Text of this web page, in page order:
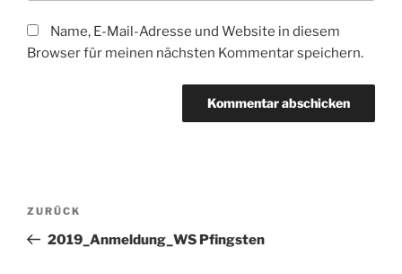
Name, E-Mail-Adresse und Website in diesem
Browser für meinen nächsten Kommentar speichern.
Beitragsnavigation
Vorheriger
Beitrag
ZURÜCK
2019_Anmeldung_WS Pfingsten